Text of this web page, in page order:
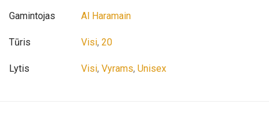
Gamintojas Al Haramain
Tūris Visi, 20
Lytis Visi, Vyrams, Unisex